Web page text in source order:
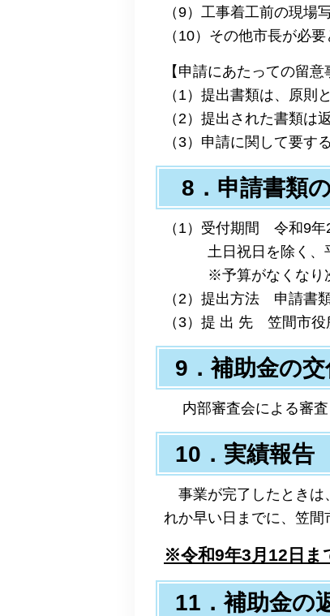
（9）工事着工前の現場
（10）その他市長が必
【申請にあたっての留意
（1）提出書類は、原
（2）提出された書類は
（3）申請に関して要す
8．申請書類
（1）受付期間 令和9年
土日祝日を除く、平
※予算がなくなり次
（2）提出方法 申請書
（3）提 出 先 笠間市役
9．補助金の交
内部審査会による審査
10．実績報告
事業が完了したときは
れか早い日までに、笠
※令和9年3月12日 ま
11．補助金の